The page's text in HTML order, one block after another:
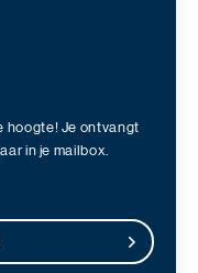
hoogte! Je ontvangt
in je mailbox.